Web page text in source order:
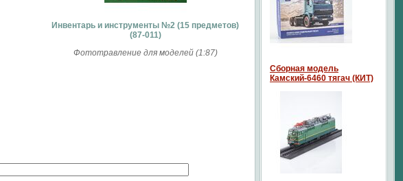
Инвентарь и инструменты №2 (15 предметов)
(87-011)
Фототравление для моделей (1:87)
Сборная модель
Камский-6460 тягач (КИТ)